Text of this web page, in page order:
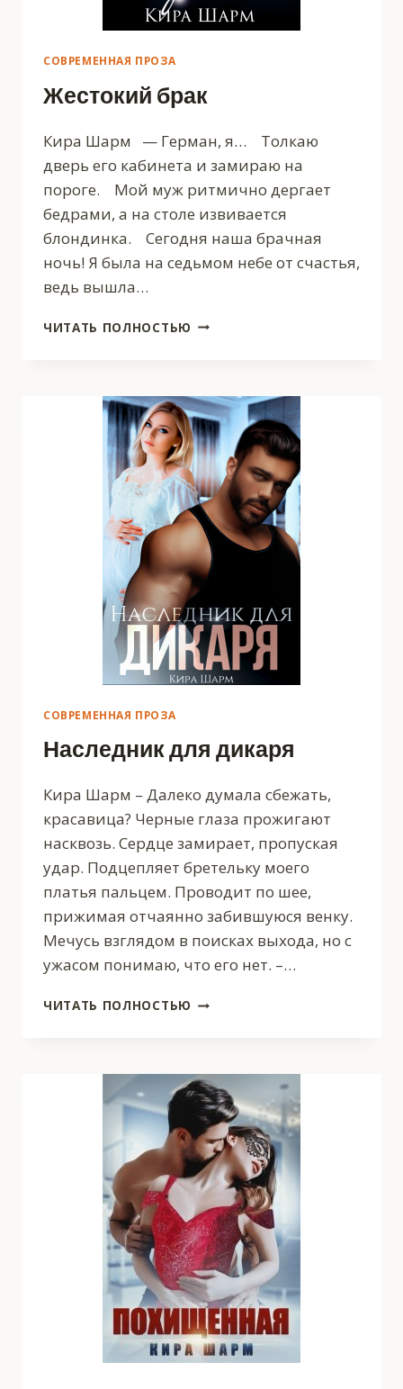
СОВРЕМЕННАЯ ПРОЗА
Жестокий брак
Кира Шарм — Герман, я… Толкаю
дверь его кабинета и замираю на
пороге. Мой муж ритмично дергает
бедрами, а на столе извивается
блондинка. Сегодня наша брачная
ночь! Я была на седьмом небе от счастья,
ведь вышла…
ЧИТАТЬ ПОЛНОСТЬЮ ЖЕСТОКИЙ
СОВРЕМЕННАЯ ПРОЗА
Наследник для дикаря
Кира Шарм – Далеко думала сбежать,
красавица? Черные глаза прожигают
насквозь. Сердце замирает, пропуская
удар. Подцепляет бретельку моего
платья пальцем. Проводит по шее,
прижимая отчаянно забившуюся венку.
Мечусь взглядом в поисках выхода, но с
ужасом понимаю, что его нет. –…
ЧИТАТЬ ПОЛНОСТЬЮ НАСЛЕДНИК